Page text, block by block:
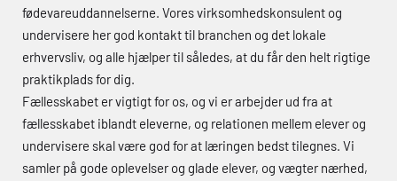
fødevareuddannelserne. Vores virksomhedskonsulent og
undervisere her god kontakt til branchen og det lokale
erhvervsliv, og alle hjælper til således, at du får den helt rigtige
praktikplads for dig.
Fællesskabet er vigtigt for os, og vi er arbejder ud fra at
fællesskabet iblandt eleverne, og relationen mellem elever og
undervisere skal være god for at læringen bedst tilegnes. Vi
samler på gode oplevelser og glade elever, og vægter nærhed,